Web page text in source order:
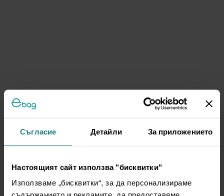
Съгласие Детайли За приложението
Настоящият сайт използва "бисквитки"
Използваме „бисквитки“, за да персонализираме